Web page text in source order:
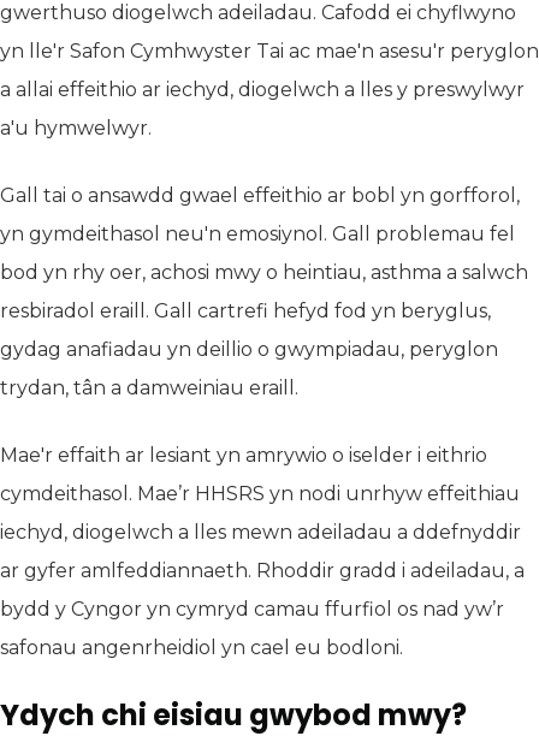
gwerthuso diogelwch adeiladau. Cafodd ei chyflwyno
yn lle'r Safon Cymhwyster Tai ac mae'n asesu'r peryglon
a allai effeithio ar iechyd, diogelwch a lles y preswylwyr
a'u hymwelwyr.
Gall tai o ansawdd gwael effeithio ar bobl yn gorfforol,
yn gymdeithasol neu'n emosiynol. Gall problemau fel
bod yn rhy oer, achosi mwy o heintiau, asthma a salwch
resbiradol eraill. Gall cartrefi hefyd fod yn beryglus,
gydag anafiadau yn deillio o gwympiadau, peryglon
trydan, tân a damweiniau eraill.
Mae'r effaith ar lesiant yn amrywio o iselder i eithrio
cymdeithasol. Mae’r HHSRS yn nodi unrhyw effeithiau
iechyd, diogelwch a lles mewn adeiladau a ddefnyddir
ar gyfer amlfeddiannaeth. Rhoddir gradd i adeiladau, a
bydd y Cyngor yn cymryd camau ffurfiol os nad yw’r
safonau angenrheidiol yn cael eu bodloni.
Ydych chi eisiau gwybod mwy?